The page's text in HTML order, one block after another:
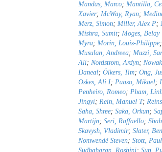
Mandas, Marco; Mantilla,
Xavier; McWay, Ryan;
Merz, Simon; Miller, Alex P;
Mishra, Sumit; Moges, Belay
Myra; Morin, Louis-Philippe;
Musulan, Andreea; Muzzì,
Ali; Nordstrom, Ardyn;
Daneal; Ölkers, Tim; Ong,
Ozkes, Ali I; Paaso, Mikael;
Penheiro, Romeo; Pham,
Jingyi; Rein, Manuel T;
Saha, Shree; Saka, Orkun;
Martijn; Seri, Raffaello;
Skavysh, Vladimir; Slater, Ben
Nomwendé Steven; Stott, Paul
Sudhaharan, Roshini; Sun,